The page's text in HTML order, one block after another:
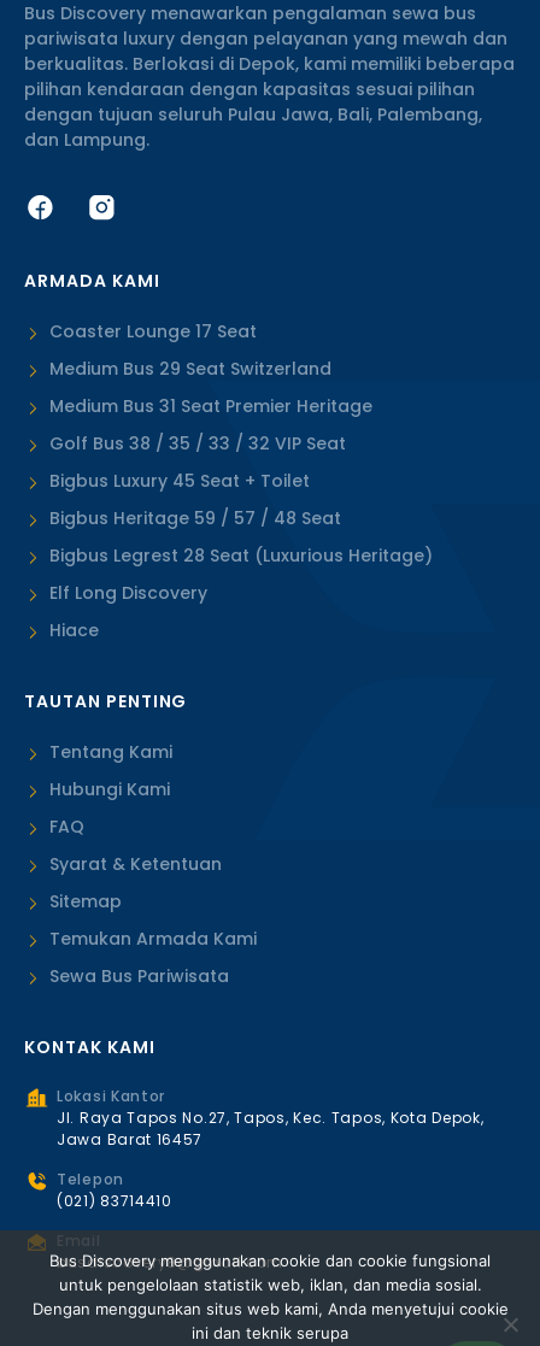
Bus Discovery menawarkan pengalaman sewa bus
pariwisata luxury dengan pelayanan yang mewah dan
berkualitas. Berlokasi di Depok, kami memiliki beberapa
pilihan kendaraan dengan kapasitas sesuai pilihan
dengan tujuan seluruh Pulau Jawa, Bali, Palembang,
dan Lampung.
ARMADA KAMI
Coaster Lounge 17 Seat
Medium Bus 29 Seat Switzerland
Medium Bus 31 Seat Premier Heritage
Golf Bus 38 / 35 / 33 / 32 VIP Seat
Bigbus Luxury 45 Seat + Toilet
Bigbus Heritage 59 / 57 / 48 Seat
Bigbus Legrest 28 Seat (Luxurious Heritage)
Elf Long Discovery
Hiace
TAUTAN PENTING
Tentang Kami
Hubungi Kami
FAQ
Syarat & Ketentuan
Sitemap
Temukan Armada Kami
Sewa Bus Pariwisata
KONTAK KAMI
Lokasi Kantor
Jl. Raya Tapos No.27, Tapos, Kec. Tapos, Kota Depok,
Jawa Barat 16457
Telepon
(021) 83714410
Email
busdiscovery8@gmail.com
Bus Discovery menggunakan cookie dan cookie fungsional
untuk pengelolaan statistik web, iklan, dan media sosial.
Dengan menggunakan situs web kami, Anda menyetujui cookie
ini dan teknik serupa